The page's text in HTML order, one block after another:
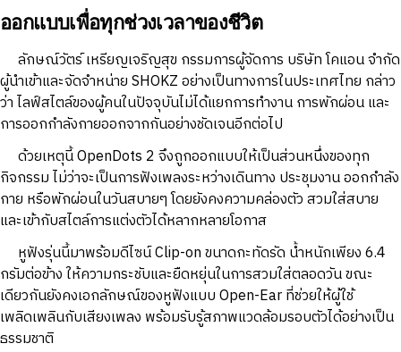
ออกแบบเพื่อทุกช่วงเวลาของชีวิต
ลักษณ์วัตร์ เหรียญเจริญสุข กรรมการผู้จัดการ บริษัท โคแอน จำกัด
ผู้นำเข้าและจัดจำหน่าย SHOKZ อย่างเป็นทางการในประเทศไทย กล่าว
ว่า ไลฟ์สไตล์ของผู้คนในปัจจุบันไม่ได้แยกการทำงาน การพักผ่อน และ
การออกกำลังกายออกจากกันอย่างชัดเจนอีกต่อไป
ด้วยเหตุนี้ OpenDots 2 จึงถูกออกแบบให้เป็นส่วนหนึ่งของทุก
กิจกรรม ไม่ว่าจะเป็นการฟังเพลงระหว่างเดินทาง ประชุมงาน ออกกำลัง
กาย หรือพักผ่อนในวันสบายๆ โดยยังคงความคล่องตัว สวมใส่สบาย
และเข้ากับสไตล์การแต่งตัวได้หลากหลายโอกาส
หูฟังรุ่นนี้มาพร้อมดีไซน์ Clip-on ขนาดกะทัดรัด น้ำหนักเพียง 6.4
กรัมต่อข้าง ให้ความกระชับและยืดหยุ่นในการสวมใส่ตลอดวัน ขณะ
เดียวกันยังคงเอกลักษณ์ของหูฟังแบบ Open-Ear ที่ช่วยให้ผู้ใช้
เพลิดเพลินกับเสียงเพลง พร้อมรับรู้สภาพแวดล้อมรอบตัวได้อย่างเป็น
ธรรมชาติ